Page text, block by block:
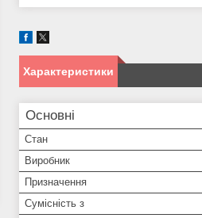
Характеристики
Основні
Стан
Виробник
Призначення
Сумісність з